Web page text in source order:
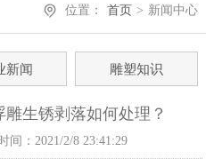
位置： 首页 > 新闻中心
新闻 雕塑知识
生锈剥落如何处理？
间：2021/2/8 23:41:29